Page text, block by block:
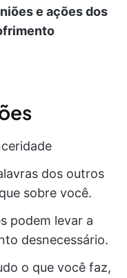
e ações dos
dos outros
sobre você.
podem levar a
desnecessário.
o que você faz,